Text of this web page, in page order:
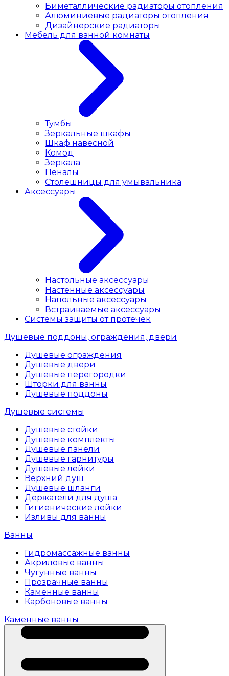
Биметаллические радиаторы отопления
Алюминиевые радиаторы отопления
Дизайнерские радиаторы
Мебель для ванной комнаты
Тумбы
Зеркальные шкафы
Шкаф навесной
Комод
Зеркала
Пеналы
Столешницы для умывальника
Аксессуары
Настольные аксессуары
Настенные аксессуары
Напольные аксессуары
Встраиваемые аксессуары
Системы защиты от протечек
Душевые поддоны, ограждения, двери
Душевые ограждения
Душевые двери
Душевые перегородки
Шторки для ванны
Душевые поддоны
Душевые системы
Душевые стойки
Душевые комплекты
Душевые панели
Душевые гарнитуры
Душевые лейки
Верхний душ
Душевые шланги
Держатели для душа
Гигиенические лейки
Изливы для ванны
Ванны
Гидромассажные ванны
Акриловые ванны
Чугунные ванны
Прозрачные ванны
Каменные ванны
Карбоновые ванны
Каменные ванны